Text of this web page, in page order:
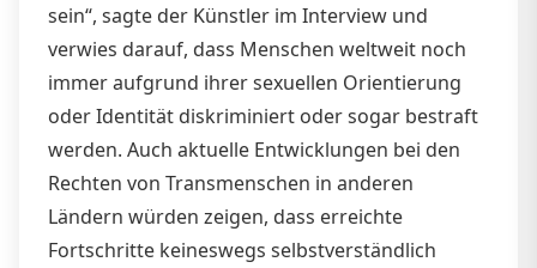
sein“, sagte der Künstler im Interview und
verwies darauf, dass Menschen weltweit noch
immer aufgrund ihrer sexuellen Orientierung
oder Identität diskriminiert oder sogar bestraft
werden. Auch aktuelle Entwicklungen bei den
Rechten von Transmenschen in anderen
Ländern würden zeigen, dass erreichte
Fortschritte keineswegs selbstverständlich